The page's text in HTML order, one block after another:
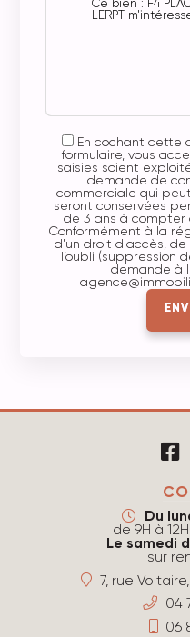
En cochant cette
formulaire, vous
saisies soient
demande de
commerciale qui
seront conservées
de 3 ans à compter
Conformément à la
d'un droit d'accès,
l’oubli (suppression
demande à
Du
de 9H à
Le samedi
sur
7, rue
04
06